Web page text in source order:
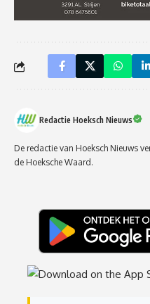
Redactie Hoeksch Nieuws
De redactie van Hoeksch Nieuws
de Hoeksche Waard.